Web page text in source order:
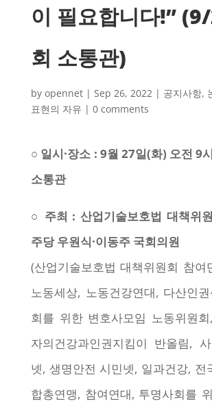
이 필요합니다!”
회 소통관)
by opennet| Sep 26, 2022| 공지사항,
표현의 자유 | 0 comments
○ 일시·장소 : 9월 27일(화) 오전 9
소통관
○ 주최 : 산업기술보호법 대책위
주당 우원식·이동주 국회의원
(산업기술보호법 대책위원회 참여
노동세상, 노동건강연대, 다산인
회를 위한 변호사모임 노동위원
자의건강과인권지킴이 반올림,
넷, 생명안전 시민넷, 일과건강, 전
합총연맹, 참여연대, 투명사회를